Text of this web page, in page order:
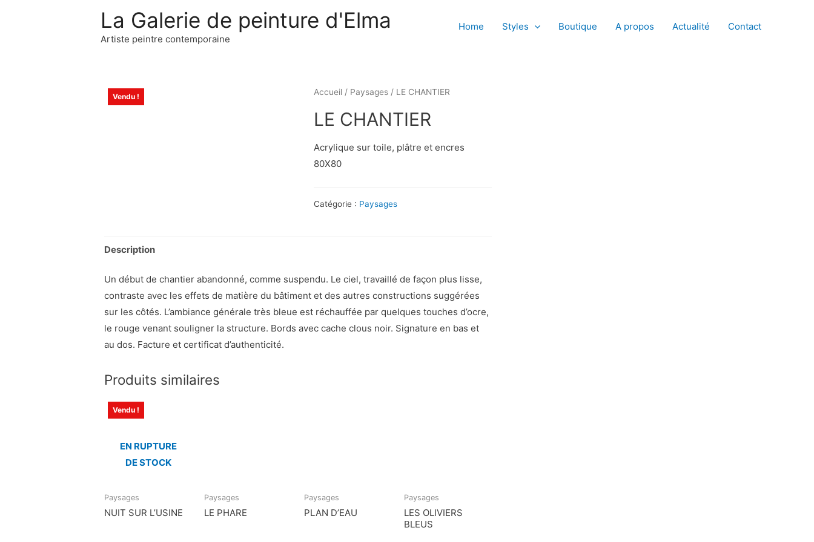
La Galerie de peinture d'Elma
Artiste peintre contemporaine
Home Styles Boutique A propos Actualité Contact
Vendu ! Accueil/ Paysages/ LE CHANTIER
LE CHANTIER
Acrylique sur toile, plâtre et encres
80X80
Catégorie : Paysages
Description
Un début de chantier abandonné, comme suspendu. Le ciel, travaillé de façon plus lisse,
contraste avec les effets de matière du bâtiment et des autres constructions suggérées
sur les côtés. L’ambiance générale très bleue est réchauffée par quelques touches d’ocre,
le rouge venant souligner la structure. Bords avec cache clous noir. Signature en bas et
au dos. Facture et certificat d’authenticité.
Produits similaires
Vendu !
EN RUPTURE
DE STOCK
Paysages
NUIT SUR L’USINE
Paysages
LE PHARE
Paysages
PLAN D’EAU
Paysages
LES OLIVIERS
BLEUS